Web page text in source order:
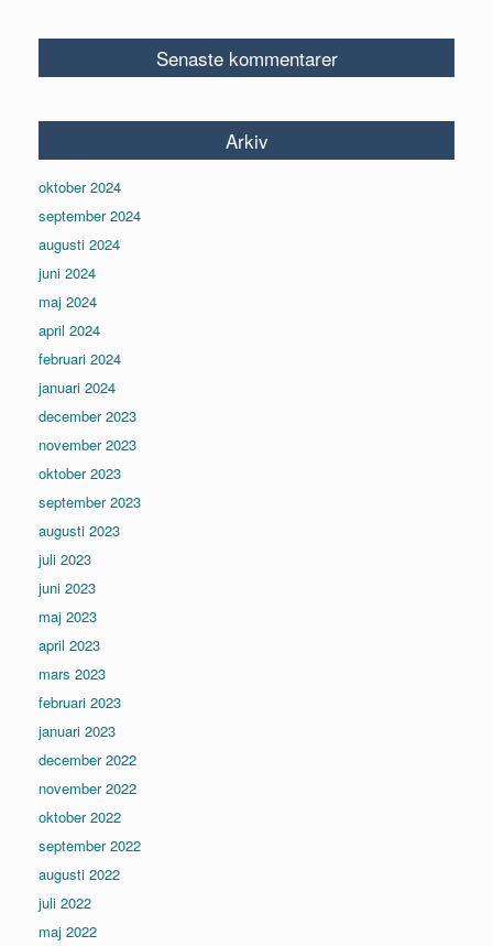
Senaste kommentarer
Arkiv
oktober 2024
september 2024
augusti 2024
juni 2024
maj 2024
april 2024
februari 2024
januari 2024
december 2023
november 2023
oktober 2023
september 2023
augusti 2023
juli 2023
juni 2023
maj 2023
april 2023
mars 2023
februari 2023
januari 2023
december 2022
november 2022
oktober 2022
september 2022
augusti 2022
juli 2022
maj 2022